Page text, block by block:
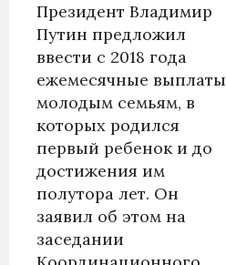
Президент Владимир
Путин предложил
ввести с 2018 года
ежемесячные выплаты
молодым семьям, в
которых родился
первый ребенок и до
достижения им
полутора лет. Он
заявил об этом на
заседании